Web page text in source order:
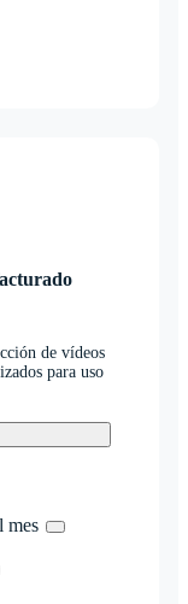
de vídeos
para uso
mes